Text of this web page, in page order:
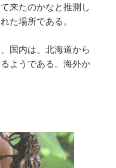
来たのかなと推測し
た場所である。
国内は、北海道から
ようである。海外か